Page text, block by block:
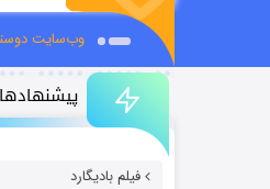
وب‌سایت
پیشنهادها
فیلم بادیگارد